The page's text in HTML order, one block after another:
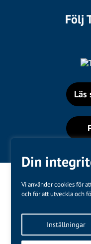
Din
Vi använder cookies för
och för att utveckla och
Inställningar
Följ
Läs
Kundtjänst